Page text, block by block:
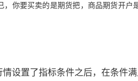
，你要买卖的是期货把，商品期货开户
设置了指标条件之后，在条件